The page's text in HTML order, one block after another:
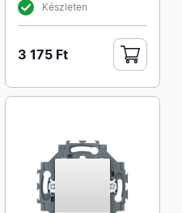
Készleten
3 175 Ft